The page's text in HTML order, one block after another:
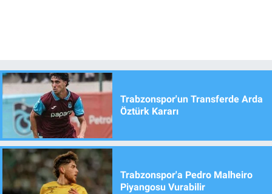
Trabzonspor'un Transferde Arda
Öztürk Kararı
Trabzonspor'a Pedro Malheiro
Piyangosu Vurabilir